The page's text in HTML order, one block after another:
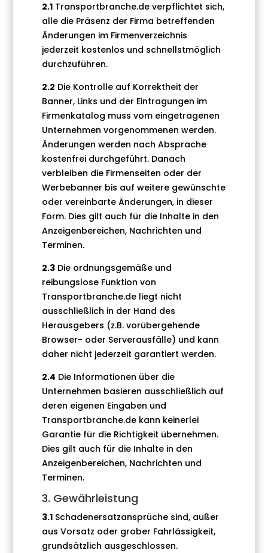
2.1 Transportbranche.de verpflichtet sich,
alle die Präsenz der Firma betreffenden
Änderungen im Firmenverzeichnis
jederzeit kostenlos und schnellstmöglich
durchzuführen.
2.2 Die Kontrolle auf Korrektheit der
Banner, Links und der Eintragungen im
Firmenkatalog muss vom eingetragenen
Unternehmen vorgenommenen werden.
Änderungen werden nach Absprache
kostenfrei durchgeführt. Danach
verbleiben die Firmenseiten oder der
Werbebanner bis auf weitere gewünschte
oder vereinbarte Änderungen, in dieser
Form. Dies gilt auch für die Inhalte in den
Anzeigenbereichen, Nachrichten und
Terminen.
2.3 Die ordnungsgemäße und
reibungslose Funktion von
Transportbranche.de liegt nicht
ausschließlich in der Hand des
Herausgebers (z.B. vorübergehende
Browser- oder Serverausfälle) und kann
daher nicht jederzeit garantiert werden.
2.4 Die Informationen über die
Unternehmen basieren ausschließlich auf
deren eigenen Eingaben und
Transportbranche.de kann keinerlei
Garantie für die Richtigkeit übernehmen.
Dies gilt auch für die Inhalte in den
Anzeigenbereichen, Nachrichten und
Terminen.
3. Gewährleistung
3.1 Schadenersatzansprüche sind, außer
aus Vorsatz oder grober Fahrlässigkeit,
grundsätzlich ausgeschlossen.